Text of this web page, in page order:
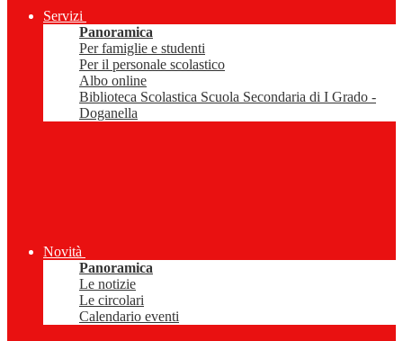
Servizi
Panoramica
Per famiglie e studenti
Per il personale scolastico
Albo online
Biblioteca Scolastica Scuola Secondaria di I Grado -
Doganella
Novità
Panoramica
Le notizie
Le circolari
Calendario eventi